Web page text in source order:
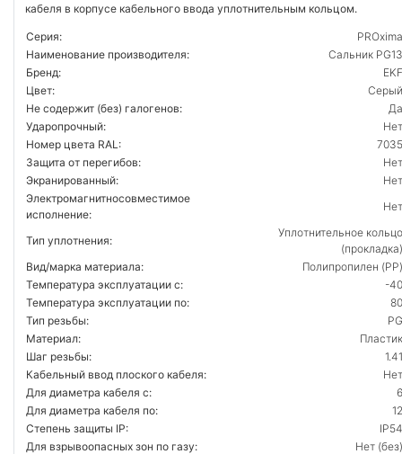
кабеля в корпусе кабельного ввода уплотнительным кольцом.
Серия:
PROxima
Наименование производителя:
Сальник PG13
Бренд:
EKF
Цвет:
Серый
Не содержит (без) галогенов:
Да
Ударопрочный:
Нет
Номер цвета RAL:
7035
Защита от перегибов:
Нет
Экранированный:
Нет
Электромагнитносовместимое
исполнение:
Нет
Тип уплотнения:
Уплотнительное кольцо
(прокладка)
Вид/марка материала:
Полипропилен (PP)
Температура эксплуатации с:
-40
Температура эксплуатации по:
80
Тип резьбы:
PG
Материал:
Пластик
Шаг резьбы:
1.41
Кабельный ввод плоского кабеля:
Нет
Для диаметра кабеля с:
6
Для диаметра кабеля по:
12
Степень защиты IP:
IP54
Для взрывоопасных зон по газу:
Нет (без)